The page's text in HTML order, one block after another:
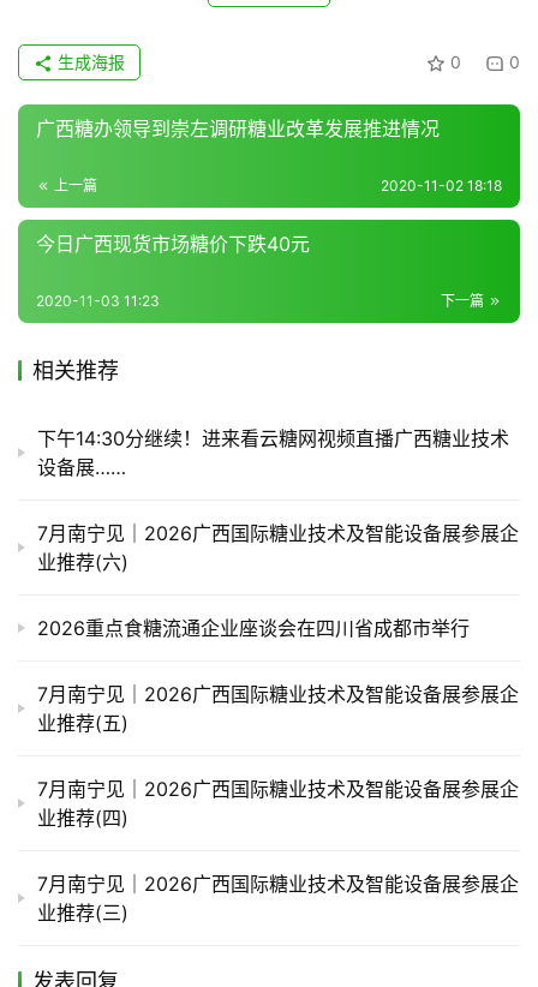
0 0
生成海报
广西糖办领导到崇左调研糖业改革发展推进情况
上一篇 2020-11-02 18:18
今日广西现货市场糖价下跌40元
下一篇
2020-11-03 11:23
相关推荐
下午14:30分继续！进来看云糖网视频直播广西糖业技术
设备展……
7月南宁见｜2026广西国际糖业技术及智能设备展参展企
业推荐(六)
2026重点食糖流通企业座谈会在四川省成都市举行
7月南宁见｜2026广西国际糖业技术及智能设备展参展企
业推荐(五)
7月南宁见｜2026广西国际糖业技术及智能设备展参展企
业推荐(四)
7月南宁见｜2026广西国际糖业技术及智能设备展参展企
业推荐(三)